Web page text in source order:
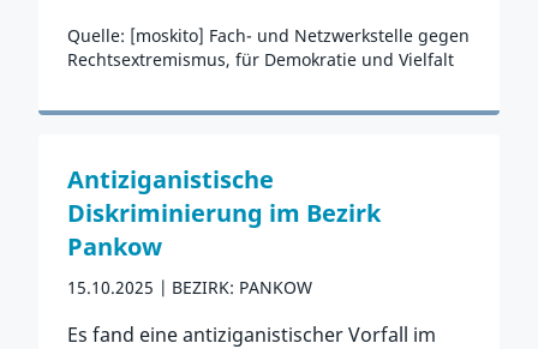
Quelle: [moskito] Fach- und Netzwerkstelle gegen
Rechtsextremismus, für Demokratie und Vielfalt
Zum Vorfall
Antiziganistische
Diskriminierung im Bezirk
Pankow
15.10.2025 BEZIRK: PANKOW
Es fand eine antiziganistischer Vorfall im